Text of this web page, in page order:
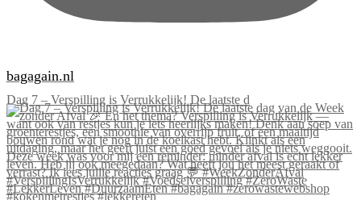
bagagain.nl
Dag 7 – Verspilling is Verrukkelijk! De laatste d